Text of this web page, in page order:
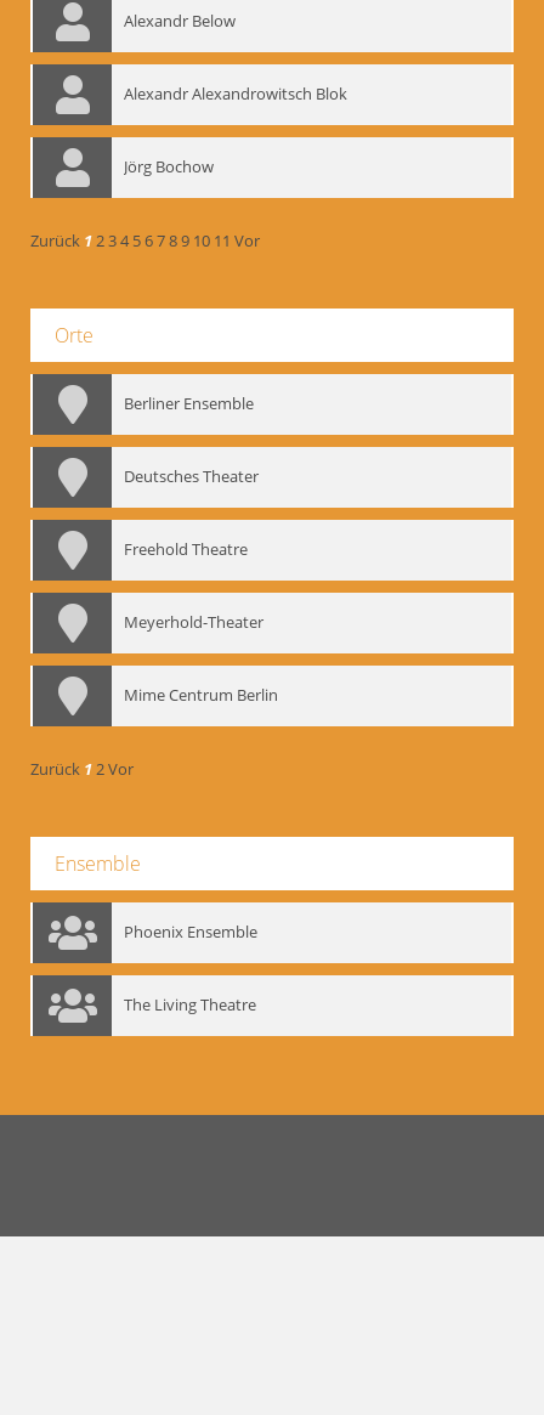
Alexandr Below
Alexandr Alexandrowitsch Blok
Jörg Bochow
Zurück 1234 56789 10 11 Vor
Orte
Berliner Ensemble
Deutsches Theater
Freehold Theatre
Meyerhold-Theater
Mime Centrum Berlin
Zurück 12Vor
Ensemble
Phoenix Ensemble
The Living Theatre